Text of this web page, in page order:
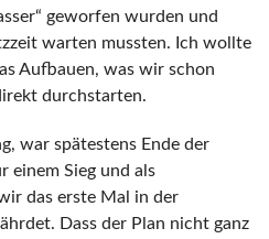
geworfen wurden und
warten mussten. Ich wollte
Aufbauen, was wir schon
durchstarten.
war spätestens Ende der
einem Sieg und als
das erste Mal in der
Dass der Plan nicht ganz